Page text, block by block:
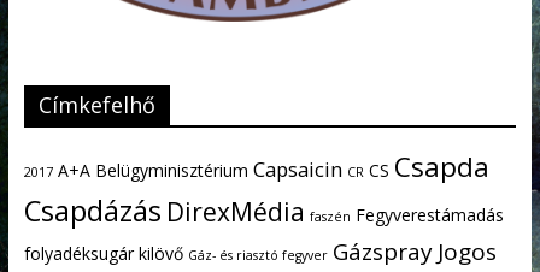
Címkefelhő
2017 A+A Belügyminisztérium Capsaicin CR CS Csapda
Csapdázás DirexMédia faszén Fegyverestámadás
folyadéksugár kilövő Gáz- és riasztó fegyver Gázspray Jogos